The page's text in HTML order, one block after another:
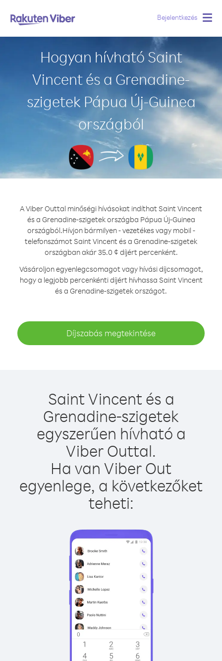
Bejelentkezés
Hogyan hívható Saint
Vincent és a Grenadine-
szigetek Pápua Új-Guinea
országból
A Viber Outtal minőségi hívásokat indíthat Saint Vincent
és a Grenadine-szigetek országba Pápua Új-Guinea
országból.Hívjon bármilyen - vezetékes vagy mobil -
telefonszámot Saint Vincent és a Grenadine-szigetek
országban akár 35.0 ¢ díjért percenként.
Vásároljon egyenlegcsomagot vagy hívási díjcsomagot,
hogy a legjobb percenkénti díjért hívhassa Saint Vincent
és a Grenadine-szigetek országot.
Díjszabás megtekintése
Saint Vincent és a
Grenadine-szigetek
egyszerűen hívható a
Viber Outtal.
Ha van Viber Out
egyenlege, a következőket
teheti: